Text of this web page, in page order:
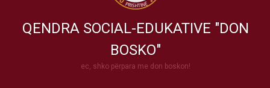
QENDRA SOCIAL-EDUKATIVE "DON
BOSKO"
ec, shko përpara me don boskon!